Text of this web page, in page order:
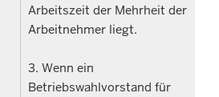
Arbeitszeit der Mehrheit der
Arbeitnehmer liegt.
3. Wenn ein
Betriebswahlvorstand für